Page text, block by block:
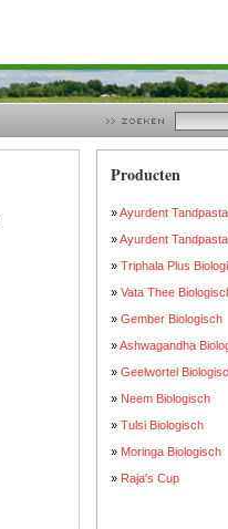
Producten
»Ayurdent
»Ayurdent
» Triphala Plus
» Vata Thee
» Gember Biologisch
»Ashwagandha
» Geelwortel
» Neem Biologisch
» Tulsi Biologisch
» Moringa Biologisch
» Raja's Cup